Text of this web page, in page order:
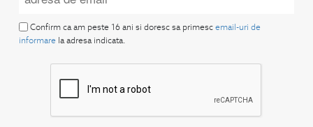
Confirm ca am peste 16 ani si doresc sa primesc email-uri de
informare la adresa indicata.